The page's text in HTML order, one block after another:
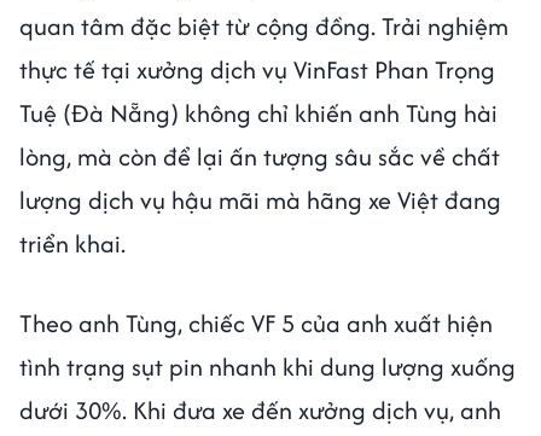
quan tâm đặc biệt từ cộng đồng. Trải nghiệm
thực tế tại xưởng dịch vụ VinFast Phan Trọng
Tuệ (Đà Nẵng) không chỉ khiến anh Tùng hài
lòng, mà còn để lại ấn tượng sâu sắc về chất
lượng dịch vụ hậu mãi mà hãng xe Việt đang
triển khai.
Theo anh Tùng, chiếc VF 5 của anh xuất hiện
tình trạng sụt pin nhanh khi dung lượng xuống
dưới 30%. Khi đưa xe đến xưởng dịch vụ, anh